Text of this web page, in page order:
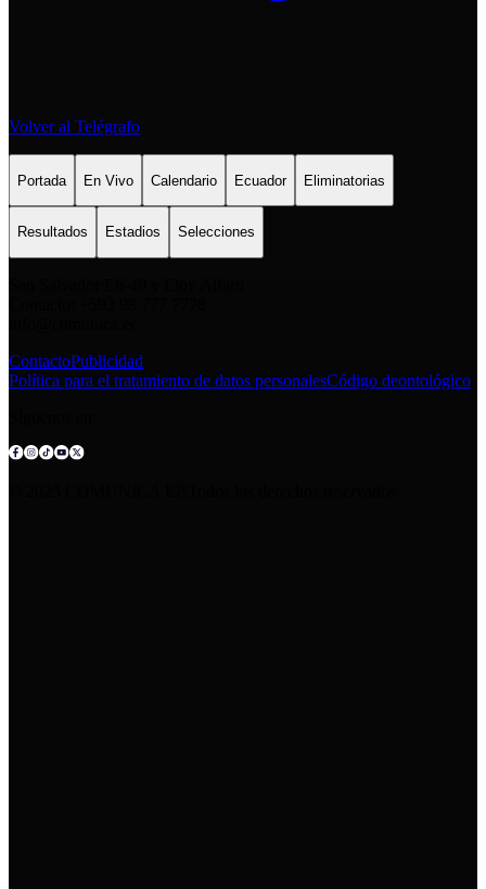
Volver al Telégrafo
Portada En Vivo Calendario Ecuador Eliminatorias
Resultados Estadios Selecciones
ContactoPublicidad
Política para el tratamiento de datos personalesCódigo deontológico